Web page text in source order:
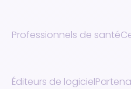
Professionnels de santé
Éditeurs de logiciel